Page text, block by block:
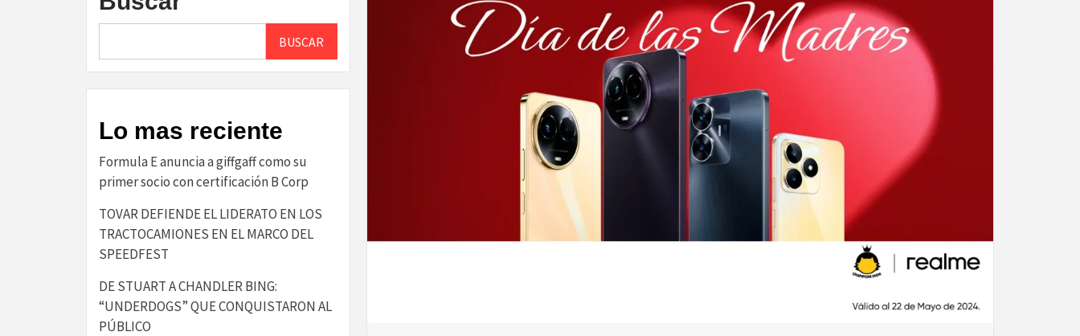
BUSCAR
Lo mas reciente
​Formula E anuncia a giffgaff como su
primer socio con certificación B Corp​
TOVAR DEFIENDE EL LIDERATO EN LOS
TRACTOCAMIONES EN EL MARCO DEL
SPEEDFEST
DE STUART A CHANDLER BING:
“UNDERDOGS” QUE CONQUISTARON AL
PÚBLICO